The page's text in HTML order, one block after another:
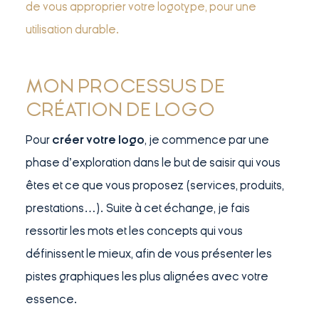
de vous approprier votre logotype, pour une
utilisation durable.
MON PROCESSUS DE
CRÉATION DE LOGO
Pour créer votre logo, je commence par une
phase d’exploration dans le but de saisir qui vous
êtes et ce que vous proposez (services, produits,
prestations…). Suite à cet échange, je fais
ressortir les mots et les concepts qui vous
définissent le mieux, afin de vous présenter les
pistes graphiques les plus alignées avec votre
essence.